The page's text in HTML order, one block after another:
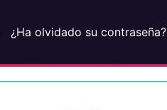
¿Ha olvidado su contraseña?